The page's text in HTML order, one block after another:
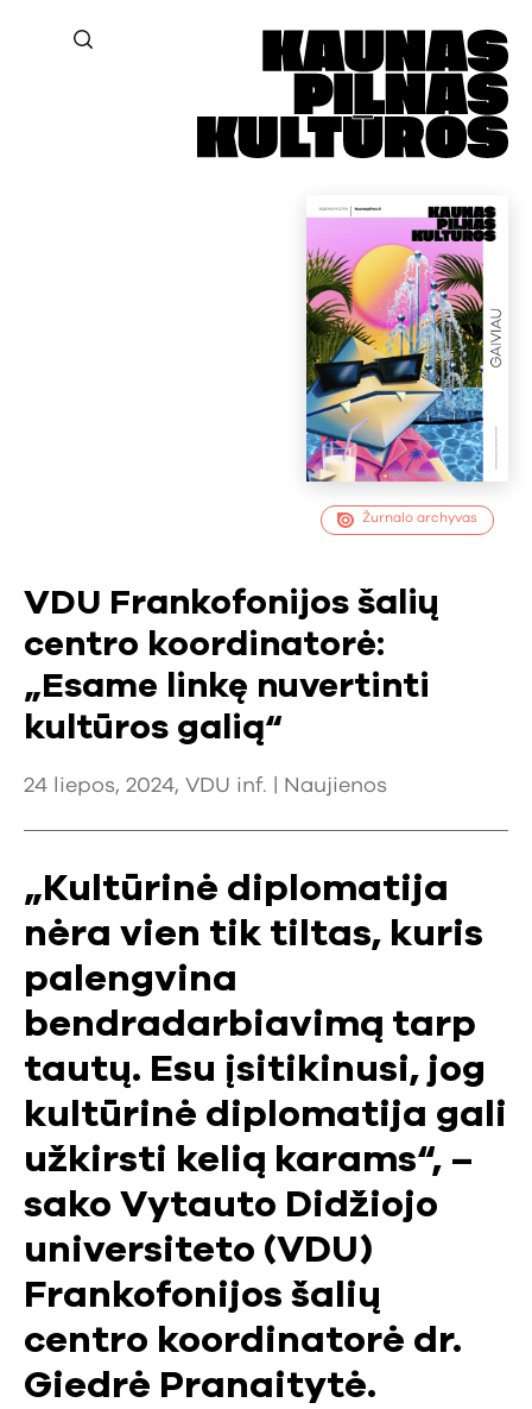
Žurnalo archyvas
VDU Frankofonijos šalių
centro koordinatorė:
„Esame linkę nuvertinti
kultūros galią“
24 liepos, 2024, VDU inf. | Naujienos
„Kultūrinė diplomatija
nėra vien tik tiltas, kuris
palengvina
bendradarbiavimą tarp
tautų. Esu įsitikinusi, jog
kultūrinė diplomatija gali
užkirsti kelią karams“, –
sako Vytauto Didžiojo
universiteto (VDU)
Frankofonijos šalių
centro koordinatorė dr.
Giedrė Pranaitytė.